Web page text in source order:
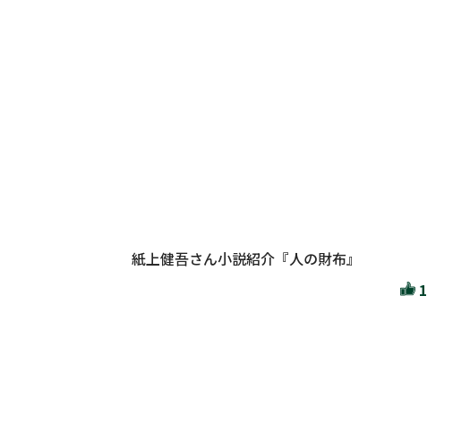
紙上健吾さん小説紹介『人の財布』
1